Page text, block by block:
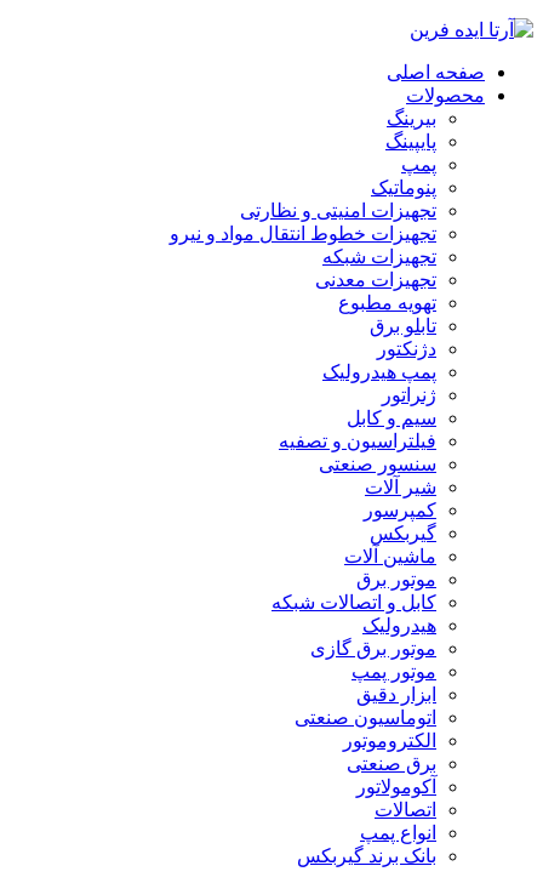
صفحه اصلی
محصولات
بیرینگ
پایپینگ
پمپ
پنوماتیک
تجهیزات امنیتی و نظارتی
تجهیزات خطوط انتقال مواد و نیرو
تجهیزات شبکه
تجهیزات معدنی
تهویه مطبوع
تابلو برق
دژنکتور
پمپ هیدرولیک
ژنراتور
سیم و کابل
فیلتراسیون و تصفیه
سنسور صنعتی
شیر آلات
کمپرسور
گیربکس
ماشین آلات
موتور برق
کابل و اتصالات شبکه
هیدرولیک
موتور برق گازی
موتور پمپ
ابزار دقیق
اتوماسیون صنعتی
الکتروموتور
برق صنعتی
آکومولاتور
اتصالات
انواع پمپ
بانک برند گیربکس